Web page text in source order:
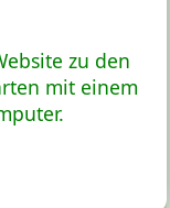
zu den
mit einem